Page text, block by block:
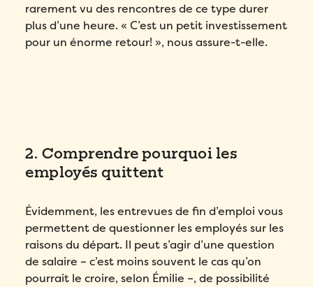
rarement vu des rencontres de ce type durer
plus d’une heure. « C’est un petit investissement
pour un énorme retour! », nous assure-t-elle.
2. Comprendre pourquoi les
employés quittent
Évidemment, les entrevues de fin d’emploi vous
permettent de questionner les employés sur les
raisons du départ. Il peut s’agir d’une question
de salaire – c’est moins souvent le cas qu’on
pourrait le croire, selon Émilie –, de possibilité